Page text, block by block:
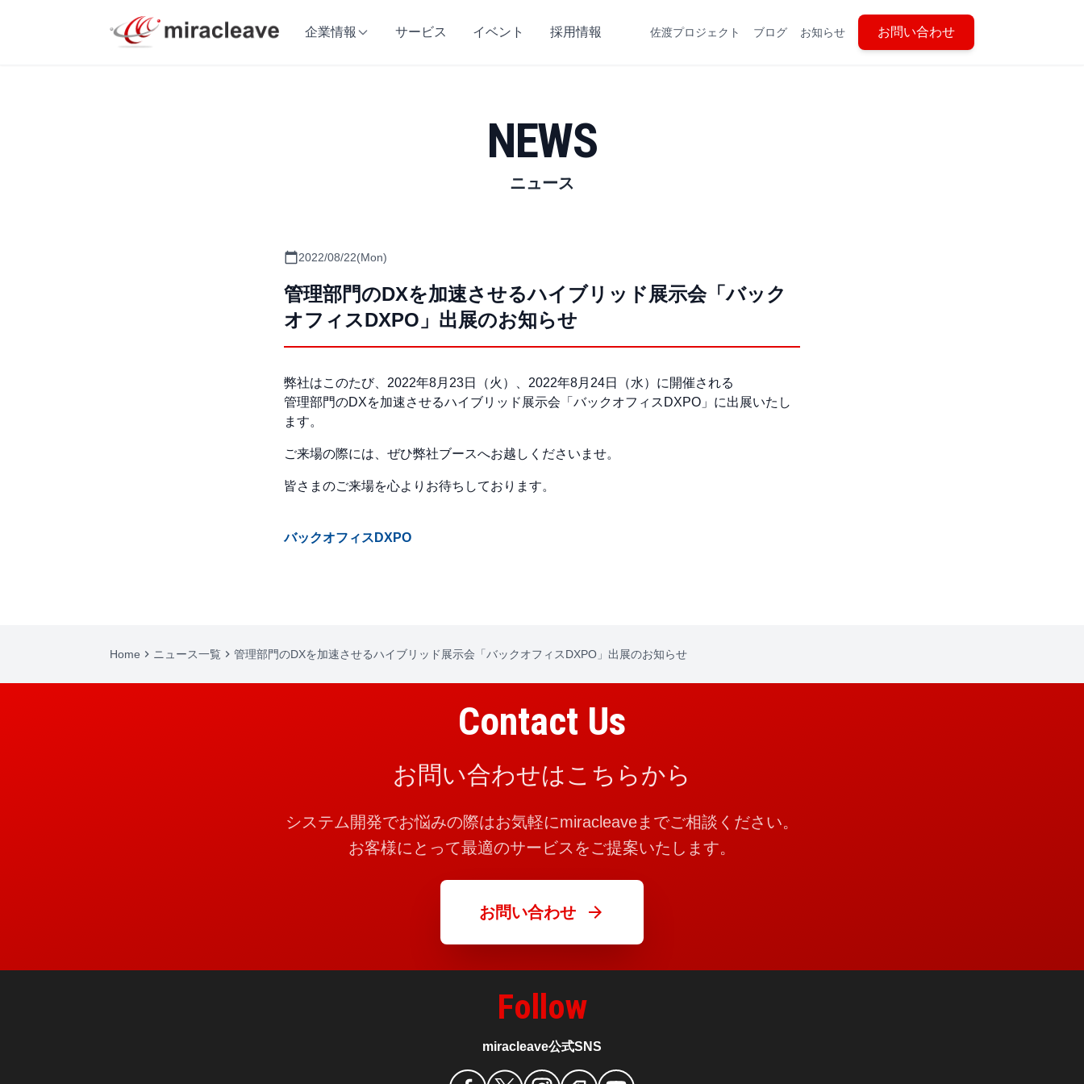
企業情報 サービス イベント 採用情報 佐渡プロジェクト ブログ お知らせ お問い合わせ
NEWS
ニュース
calendar_today2022/08/22(Mon)
管理部門のDXを加速させるハイブリッド展示会「バック
オフィスDXPO」出展のお知らせ
弊社はこのたび、2022年8月23日（火）、2022年8月24日（水）に開催される
管理部門のDXを加速させるハイブリッド展示会「バックオフィスDXPO」に出展いたし
ます。
ご来場の際には、ぜひ弊社ブースへお越しくださいませ。
皆さまのご来場を心よりお待ちしております。
バックオフィスDXPO
Home keyboard_arrow_right ニュース一覧 keyboard_arrow_right 管理部門のDXを加速させるハイブリッド展示会「バックオフィスDXPO」出展のお知らせ
Contact Us
お問い合わせはこちらから
システム開発でお悩みの際はお気軽にmiracleaveまでご相談ください。
お客様にとって最適のサービスをご提案いたします。
お問い合わせ arrow_forward
Follow
miracleave公式SNS